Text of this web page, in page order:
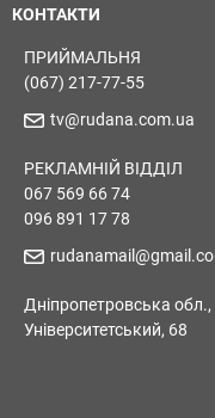
КОНТАКТИ
ПРИЙМАЛЬНЯ
(067) 217-77-55
tv@rudana.com.ua
РЕКЛАМНІЙ ВІДДІЛ
067 569 66 74
096 891 17 78
Дніпропетровська
Університетський, 68